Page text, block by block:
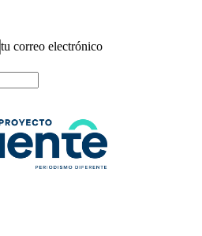
tu correo electrónico